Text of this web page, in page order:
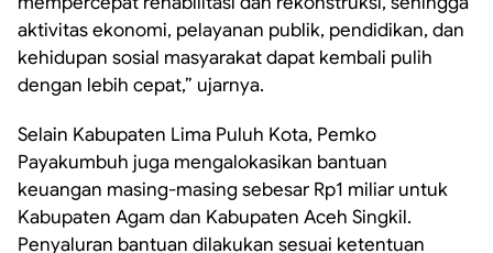
aktivitas ekonomi, pelayanan publik, pendidikan, dan
kehidupan sosial masyarakat dapat kembali pulih
dengan lebih cepat,” ujarnya.
Selain Kabupaten Lima Puluh Kota, Pemko
Payakumbuh juga mengalokasikan bantuan
keuangan masing-masing sebesar Rp1 miliar untuk
Kabupaten Agam dan Kabupaten Aceh Singkil.
Penyaluran bantuan dilakukan sesuai ketentuan